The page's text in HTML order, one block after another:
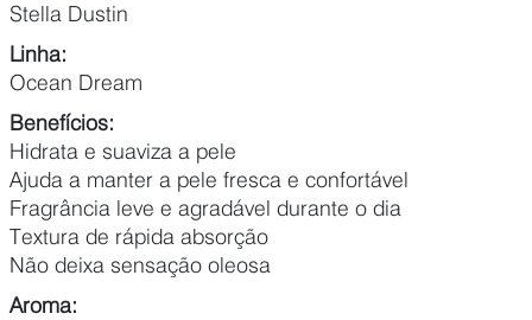
Stella Dustin
Linha:
Ocean Dream
Benefícios:
Hidrata e suaviza a pele
Ajuda a manter a pele fresca e confortável
Fragrância leve e agradável durante o dia
Textura de rápida absorção
Não deixa sensação oleosa
Aroma: